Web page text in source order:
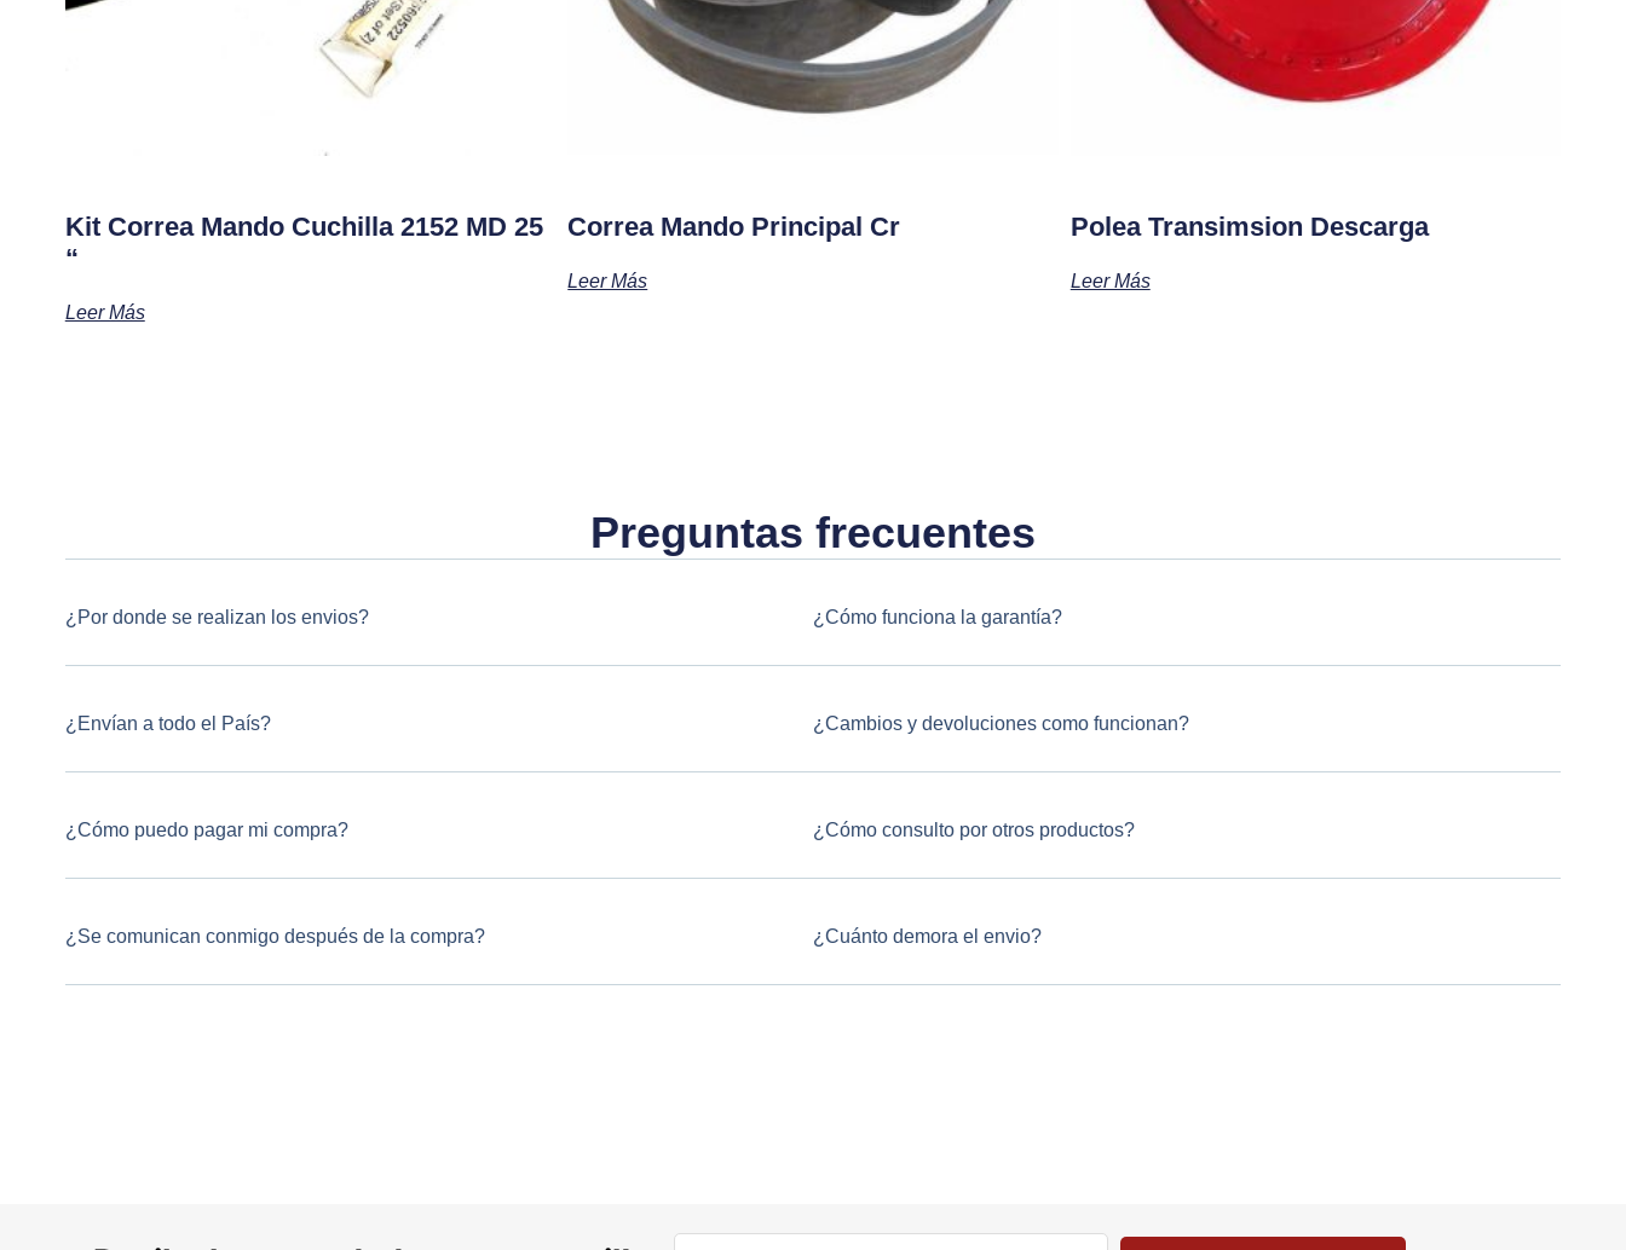
Kit Correa Mando Cuchilla 2152 MD 25
“
Leer Más
Correa Mando Principal Cr
Leer Más
Polea Transimsion Descarga
Leer Más
Preguntas frecuentes
¿Por donde se realizan los envios?
¿Envían a todo el País?
¿Cómo puedo pagar mi compra?
¿Se comunican conmigo después de la compra?
¿Cómo funciona la garantía?
¿Cambios y devoluciones como funcionan?
¿Cómo consulto por otros productos?
¿Cuánto demora el envio?